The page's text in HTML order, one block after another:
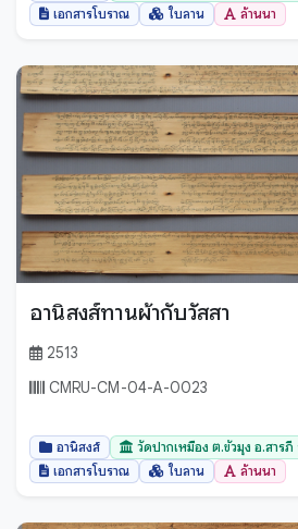
เอกสารโบราณ
ใบลาน ล้านนา
อานิสงส์ทานผ้ากับวัสสา
2513
CMRU-CM-04-A-0023
อานิสงส์
วัดปากเหมือง ต.ขัวมุง อ.สารภี
เอกสารโบราณ
ใบลาน ล้านนา